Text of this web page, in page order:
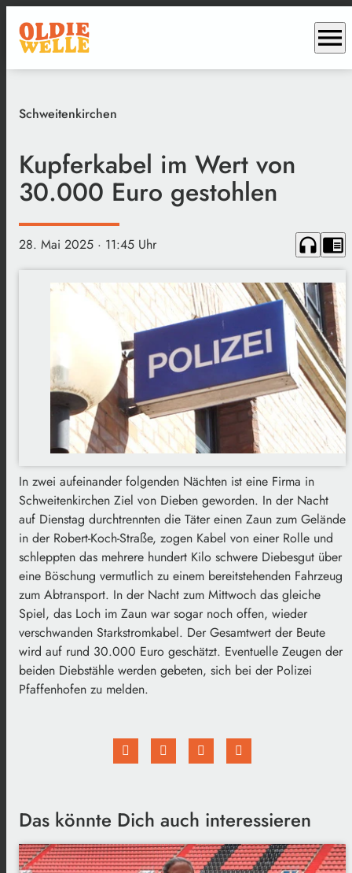
menu
Schweitenkirchen
Kupferkabel im Wert von
30.000 Euro gestohlen
28. Mai 2025 · 11:45 Uhr headphones chrome_reader_mode
In zwei aufeinander folgenden Nächten ist eine Firma in
Schweitenkirchen Ziel von Dieben geworden. In der Nacht
auf Dienstag durchtrennten die Täter einen Zaun zum Gelände
in der Robert-Koch-Straße, zogen Kabel von einer Rolle und
schleppten das mehrere hundert Kilo schwere Diebesgut über
eine Böschung vermutlich zu einem bereitstehenden Fahrzeug
zum Abtransport. In der Nacht zum Mittwoch das gleiche
Spiel, das Loch im Zaun war sogar noch offen, wieder
verschwanden Starkstromkabel. Der Gesamtwert der Beute
wird auf rund 30.000 Euro geschätzt. Eventuelle Zeugen der
beiden Diebstähle werden gebeten, sich bei der Polizei
Pfaffenhofen zu melden.
Das könnte Dich auch interessieren